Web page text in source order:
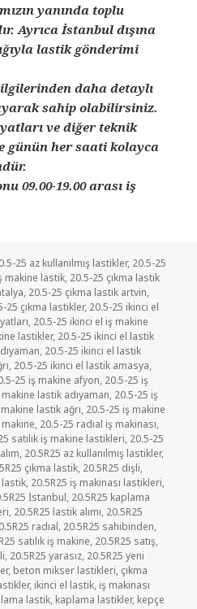
yanında toplu
Ayrıca İstanbul dışına
lastik gönderimi
daha detaylı
sahip olabilirsiniz.
ve diğer teknik
günün her saati kolayca
09.00-19.00 arası iş
25 az kullanılmış lastikler, 20.5-25
makine lastik, 20.5-25 çıkma lastik
, 20.5-25 çıkma lastik artvin,
25 çıkma lastikler, 20.5-25 ikinci el
, 20.5-25 ikinci el iş makine
lastikler, 20.5-25 ikinci el lastik
, 20.5-25 ikinci el lastik
, 20.5-25 ikinci el lastik amasya,
25 iş makine afyon, 20.5-25 iş
lastik adıyaman, 20.5-25 iş
lastik ağrı, 20.5-25 iş makine
, 20.5-25 radıal iş makinası,
satılık iş makine lastikleri, 20.5-25
, 20.5R25 az kullanılmış lastikler,
çıkma lastik, 20.5R25 dişli,
lastik, 20.5R25 iş makinası lastikleri,
İstanbul, 20.5R25 kaplama
, 20.5R25 lastik alımı, 20.5R25
radıal, 20.5R25 sahibinden,
satılık iş makine, 20.5R25 satış,
, 20.5R25 yarasız, 20.5R25 yeni
, beton mikser lastikleri, çıkma
, ikinci el lastik, iş makinası
lastik, kaplama lastikler, kepçe